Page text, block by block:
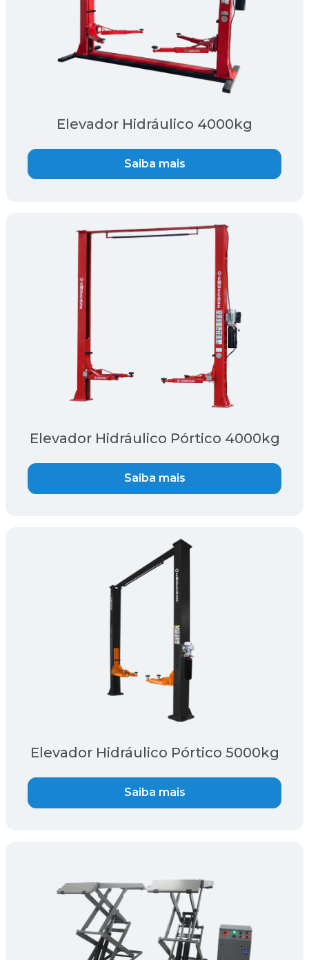
Elevador Hidráulico 4000kg
Saiba mais
Elevador Hidráulico Pórtico 4000kg
Saiba mais
Elevador Hidráulico Pórtico 5000kg
Saiba mais